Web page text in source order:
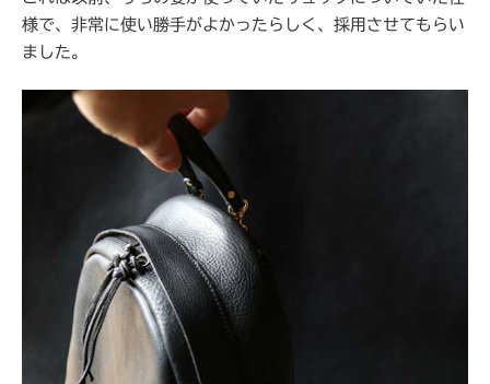
様で、非常に使い勝手がよかったらしく、採用させてもらい
ました。